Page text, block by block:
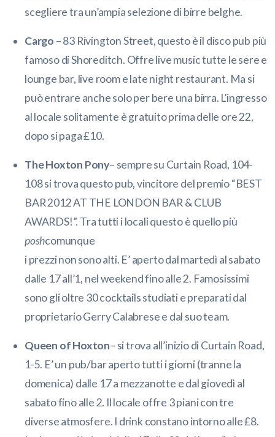
scegliere tra un’ampia selezione di birre belghe.
Cargo – 83 Rivington Street, questo è il disco pub più
famoso di Shoreditch. Offre live music tutte le sere e
lounge bar, live room e late night restaurant. Ma si
può entrare anche solo per bere una birra. L’ingresso
al locale solitamente è gratuito prima delle ore 22,
dopo si paga £10.
The Hoxton Pony– sempre su Curtain Road, 104-
108 si trova questo pub, vincitore del premio “BEST
BAR 2012 AT THE LONDON BAR & CLUB
AWARDS!”. Tra tutti i locali questo è quello più
poshcomunque
i prezzi non sono alti. E’ aperto dal martedì al sabato
dalle 17 all’1, nel weekend fino alle 2. Famosissimi
sono gli oltre 30 cocktails studiati e preparati dal
proprietario Gerry Calabrese e dal suo team.
Queen of Hoxton– si trova all’inizio di Curtain Road,
1-5. E’ un pub/bar aperto tutti i giorni (tranne la
domenica) dalle 17 a mezzanotte e dal giovedì al
sabato fino alle 2. Il locale offre 3 piani con tre
diverse atmosfere. I drink constano intorno alle £8.